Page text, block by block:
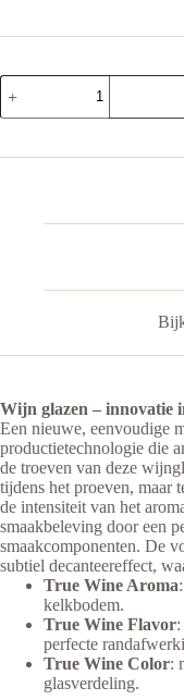
Italiaans
Premium
Bourgogne
Wijn
aantal
Wijn glazen – innovatie
Een nieuwe, eenvoudige
productietechnologie die
de troeven van deze
tijdens het proeven, maar
de intensiteit van het
smaakbeleving door een
smaakcomponenten. De
subtiel decanteereffect,
True Wine Aroma
kelkbodem.
True Wine Flavor
perfecte
True Wine Color:
glasverdeling.